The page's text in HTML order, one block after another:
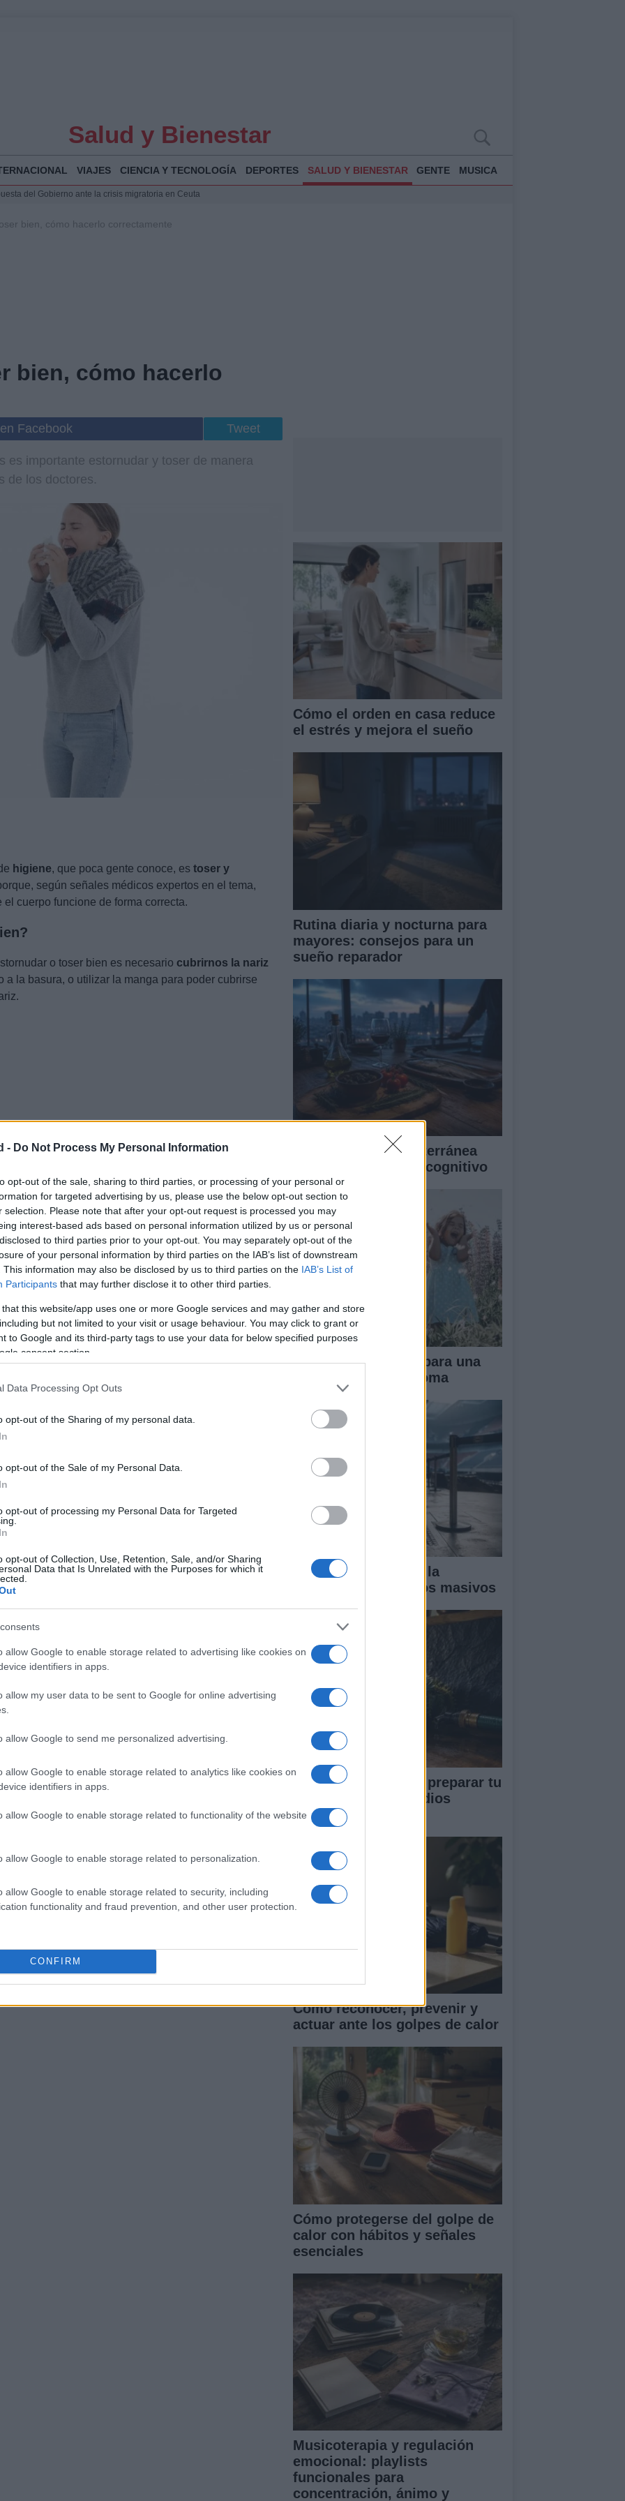
- Do Not Process My Personal Information
opt-out of the sale, sharing to third parties, or processing of your personal or
for targeted advertising by us, please use the below opt-out section to
selection. Please note that after your opt-out request is processed you may
interest-based ads based on personal information utilized by us or personal
to third parties prior to your opt-out. You may separately opt-out of the
of your personal information by third parties on the IAB’s list of downstream
This information may also be disclosed by us to third parties on the IAB’s List of
Participants that may further disclose it to other third parties.
that this website/app uses one or more Google services and may gather and store
but not limited to your visit or usage behaviour. You may click to grant or
to Google and its third-party tags to use your data for below specified purposes
consent section.
Data Processing Opt Outs
opt-out of the Sharing of my personal data.
opt-out of the Sale of my Personal Data.
opt-out of processing my Personal Data for Targeted
opt-out of Collection, Use, Retention, Sale, and/or Sharing
Data that Is Unrelated with the Purposes for which it
allow Google to enable storage related to advertising like cookies on
identifiers in apps.
allow my user data to be sent to Google for online advertising
allow Google to send me personalized advertising.
allow Google to enable storage related to analytics like cookies on
identifiers in apps.
allow Google to enable storage related to functionality of the website
allow Google to enable storage related to personalization.
allow Google to enable storage related to security, including
functionality and fraud prevention, and other user protection.
CONFIRM
Salud y Bienestar
VIAJES CIENCIA Y TECNOLOGÍA DEPORTES SALUD Y BIENESTAR GENTE MUSICA
del Gobierno ante la crisis migratoria en Ceuta
Jesús Vivas en Palma para analizar la situación en Ceuta
bien, cómo hacerlo correctamente
bien, cómo hacerlo
Facebook Tweet
es importante estornudar y toser de manera
de los doctores.
higiene, que poca gente conoce, es toser y
según señales médicos expertos en el tema,
el cuerpo funcione de forma correcta.
o toser bien es necesario cubrirnos la nariz
a la basura, o utilizar la manga para poder cubrirse
microbios
y así no contagiaremos al resto de
debemos
mano. Si quieres estornudar o toser, lo mejor es
boca, ya que las personas infectadas pueden
a otras personas a través del aire y el
© Riproduzione riservata
Cómo el orden en casa reduce
el estrés y mejora el sueño
Rutina diaria y nocturna para
mayores: consejos para un
sueño reparador
Cómo la dieta mediterránea
mejora el bienestar cognitivo
Crianza tradicional para una
infancia más autónoma
Guía completa para la
seguridad en eventos masivos
Guía completa para preparar tu
vivienda ante incendios
forestales
Cómo reconocer, prevenir y
actuar ante los golpes de calor
Cómo protegerse del golpe de
calor con hábitos y señales
esenciales
Musicoterapia y regulación
emocional: playlists
funcionales para
concentración, ánimo y